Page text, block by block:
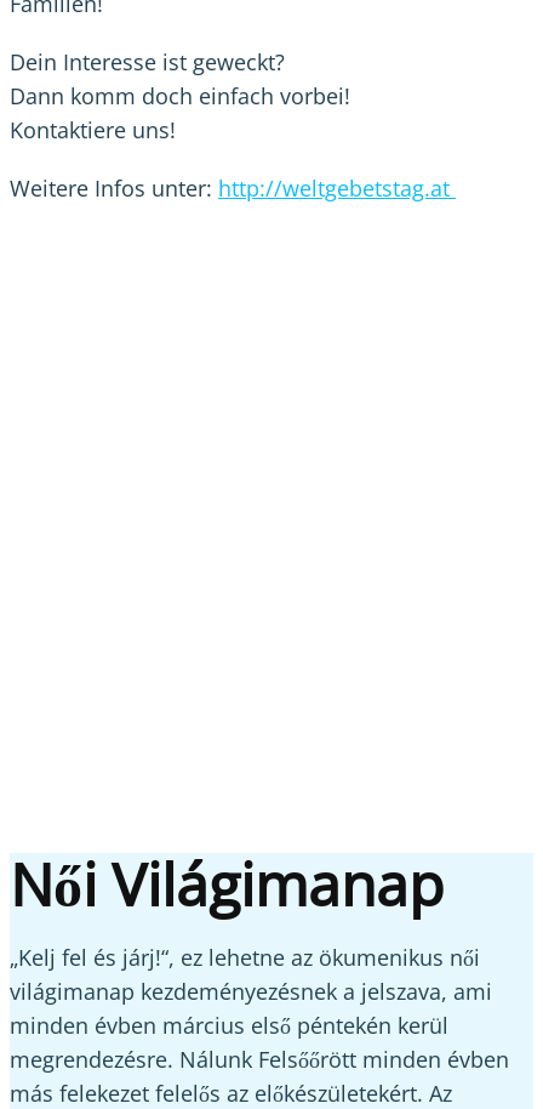
Dein Interesse ist geweckt?
Dann komm doch einfach vorbei!
Kontaktiere uns!
Weitere Infos unter: http://weltgebetstag.at
Női Világimanap
„Kelj fel és járj!“, ez lehetne az ökumenikus női
világimanap kezdeményezésnek a jelszava, ami
minden évben március első péntekén kerül
megrendezésre. Nálunk Felsőőrött minden évben
más felekezet felelős az előkészületekért. Az